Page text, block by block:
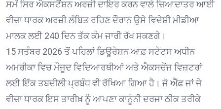
ਸਮੇਂ ਸਿਰ ਐਕਸਟੈਂਸ਼ਨ ਅਰਜ਼ੀ ਦਾਇਰ ਕਰਨ ਵਾਲੇ ਜ਼ਿਆਦਾਤਰ ਆਈ
ਵੀਜ਼ਾ ਧਾਰਕ ਅਰਜ਼ੀ ਲੰਬਿਤ ਰਹਿਣ ਦੌਰਾਨ ਉਸੇ ਵਿਦੇਸ਼ੀ ਮੀਡੀਆ
ਮਾਲਕ ਲਈ 240 ਦਿਨ ਤੱਕ ਕੰਮ ਜਾਰੀ ਰੱਖ ਸਕਣਗੇ।
15 ਸਤੰਬਰ 2026 ਤੋਂ ਪਹਿਲਾਂ ਡਿਊਰੇਸ਼ਨ ਆਫ਼ ਸਟੇਟਸ ਅਧੀਨ
ਅਮਰੀਕਾ ਵਿਚ ਮੌਜੂਦ ਵਿਦਿਆਰਥੀਆਂ ਅਤੇ ਐਕਸਚੇਂਜ ਵਿਜ਼ਟਰਾਂ
ਲਈ ਇੱਕ ਤਬਦੀਲੀ ਪ੍ਰਬੰਧ ਵੀ ਰੱਖਿਆ ਗਿਆ ਹੈ। ਜੋ ਐੱਫ਼ ਜਾਂ ਜੇ
ਵੀਜ਼ਾ ਧਾਰਕ ਇਸ ਤਾਰੀਖ਼ ਨੂੰ ਆਪਣਾ ਕਾਨੂੰਨੀ ਦਰਜਾ ਠੀਕ ਤਰੀਕੇ